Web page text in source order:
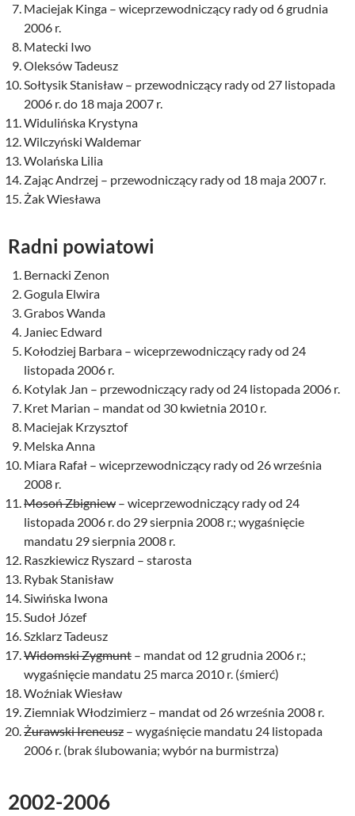
Maciejak Kinga – wiceprzewodniczący rady od 6 grudnia
2006 r.
Matecki Iwo
Oleksów Tadeusz
Sołtysik Stanisław – przewodniczący rady od 27 listopada
2006 r. do 18 maja 2007 r.
Widulińska Krystyna
Wilczyński Waldemar
Wolańska Lilia
Zając Andrzej – przewodniczący rady od 18 maja 2007 r.
Żak Wiesława
Radni powiatowi
Bernacki Zenon
Gogula Elwira
Grabos Wanda
Janiec Edward
Kołodziej Barbara – wiceprzewodniczący rady od 24
listopada 2006 r.
Kotylak Jan – przewodniczący rady od 24 listopada 2006 r.
Kret Marian – mandat od 30 kwietnia 2010 r.
Maciejak Krzysztof
Melska Anna
Miara Rafał – wiceprzewodniczący rady od 26 września
2008 r.
Mosoń Zbigniew – wiceprzewodniczący rady od 24
listopada 2006 r. do 29 sierpnia 2008 r.; wygaśnięcie
mandatu 29 sierpnia 2008 r.
Raszkiewicz Ryszard – starosta
Rybak Stanisław
Siwińska Iwona
Sudoł Józef
Szklarz Tadeusz
Widomski Zygmunt – mandat od 12 grudnia 2006 r.;
wygaśnięcie mandatu 25 marca 2010 r. (śmierć)
Woźniak Wiesław
Ziemniak Włodzimierz – mandat od 26 września 2008 r.
Żurawski Ireneusz – wygaśnięcie mandatu 24 listopada
2006 r. (brak ślubowania; wybór na burmistrza)
2002-2006